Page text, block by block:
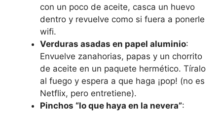
con un poco de aceite, casca un huevo
dentro y revuelve como si fuera a ponerle
wifi.
Verduras asadas en papel aluminio:
Envuelve zanahorias, papas y un chorrito
de aceite en un paquete hermético. Tíralo
al fuego y espera a que haga ¡pop! (no es
Netflix, pero entretiene).
Pinchos “lo que haya en la nevera”: